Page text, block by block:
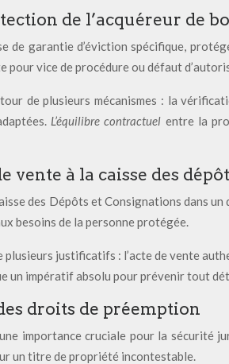
de l’acquéreur de
de garantie d’éviction spécifique,
pour vice de procédure ou défaut
de plusieurs mécanismes : la
L’équilibre contractuel entre la
à la caisse des
des Dépôts et Consignations dans
besoins de la personne protégée.
justificatifs : l’acte de vente
un impératif absolu pour prévenir tout
droits de préemption
importance cruciale pour la
un titre de propriété incontestable.